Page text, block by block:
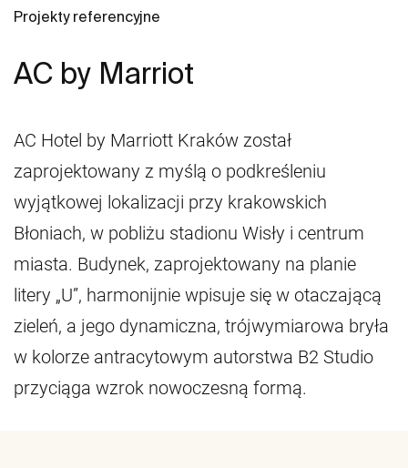
Projekty referencyjne
AC by Marriot
AC Hotel by Marriott Kraków został
zaprojektowany z myślą o podkreśleniu
wyjątkowej lokalizacji przy krakowskich
Błoniach, w pobliżu stadionu Wisły i centrum
miasta. Budynek, zaprojektowany na planie
litery „U”, harmonijnie wpisuje się w otaczającą
zieleń, a jego dynamiczna, trójwymiarowa bryła
w kolorze antracytowym autorstwa B2 Studio
przyciąga wzrok nowoczesną formą.